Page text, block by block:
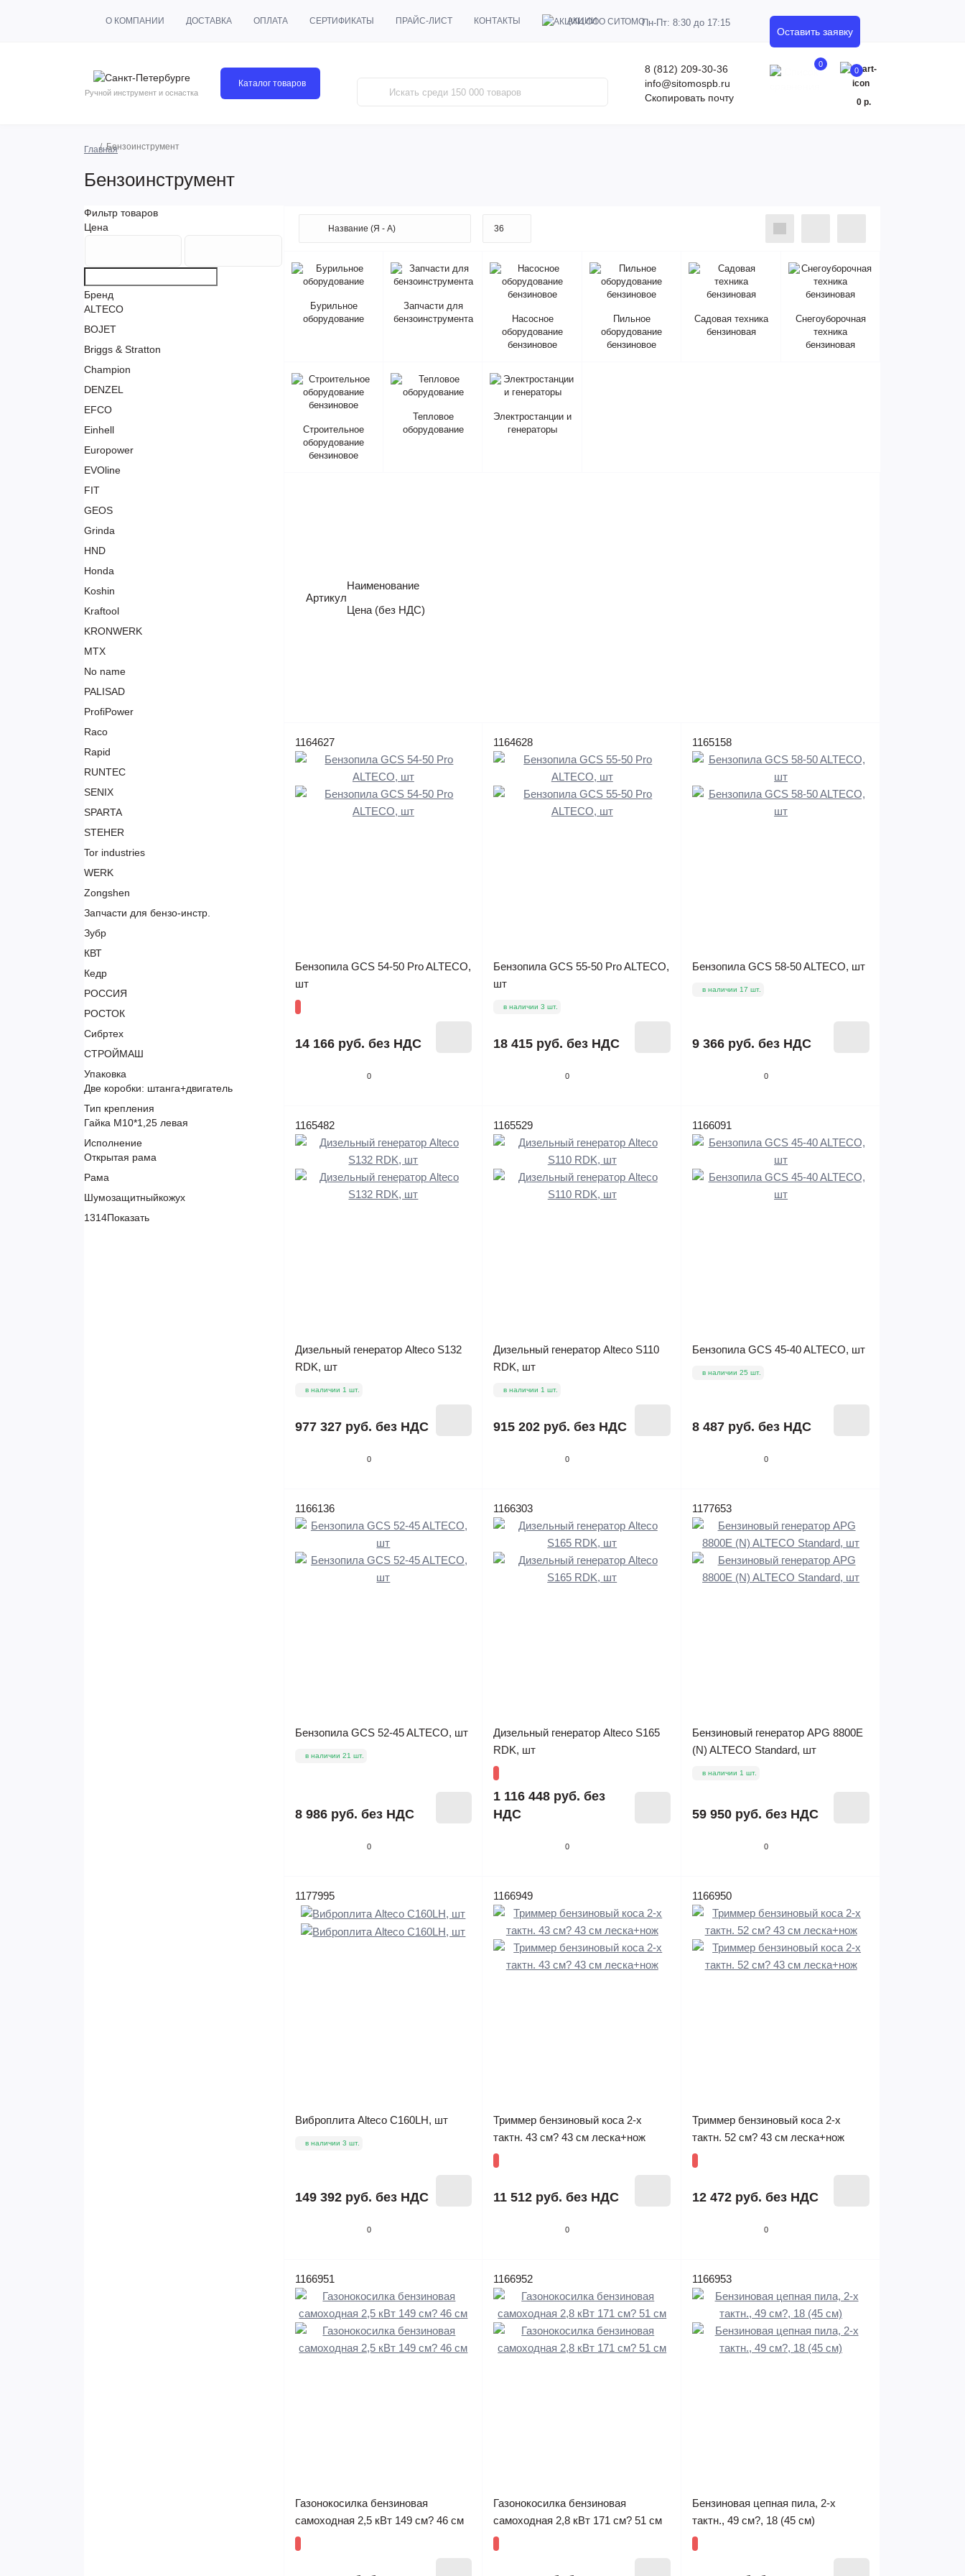
О КОМПАНИИ ДОСТАВКА ОПЛАТА СЕРТИФИКАТЫ ПРАЙС-ЛИСТ КОНТАКТЫ АКЦИИ Пн-Пт: 8:30 до 17:15
Оставить заявку
Ручной инструмент и оснастка
Каталог товаров
8 (812) 209-30-36
info@sitomospb.ru
Скопировать почту
0
0
0 р.
ГлавнаяБензоинструмент
Бензоинструмент
Фильтр товаров
Цена
Бренд
ALTECO
BOJET
Briggs & Stratton
Champion
DENZEL
EFCO
Einhell
Europower
EVOline
FIT
GEOS
Grinda
HND
Honda
Koshin
Kraftool
KRONWERK
MTX
No name
PALISAD
ProfiPower
Raco
Rapid
RUNTEC
SENIX
SPARTA
STEHER
Tor industries
WERK
Zongshen
Запчасти для бензо-инстр.
Зубр
КВТ
Кедр
РОССИЯ
РОСТОК
Сибртех
СТРОЙМАШ
Упаковка
Две коробки: штанга+двигатель
Тип крепления
Гайка М10*1,25 левая
Исполнение
Открытая рама
Рама
Шумозащитныйкожух
1314Показать
Бурильное
оборудование
Запчасти для
бензоинструмента
Насосное
оборудование
бензиновое
Пильное
оборудование
бензиновое
Садовая техника
бензиновая
Снегоуборочная
техника
бензиновая
Строительное
оборудование
бензиновое
Тепловое
оборудование
Электростанции и
генераторы
Артикул
Наименование
Цена (без НДС)
1164627
0
Бензопила GCS 54-50 Pro ALTECO,
шт
14 166 руб. без НДС
1164628
0
Бензопила GCS 55-50 Pro ALTECO,
шт
в наличии 3 шт.
18 415 руб. без НДС
1165158
0
Бензопила GCS 58-50 ALTECO, шт
в наличии 17 шт.
9 366 руб. без НДС
1165482
0
Дизельный генератор Alteco S132
RDK, шт
в наличии 1 шт.
977 327 руб. без НДС
1165529
0
Дизельный генератор Alteco S110
RDK, шт
в наличии 1 шт.
915 202 руб. без НДС
1166091
0
Бензопила GCS 45-40 ALTECO, шт
в наличии 25 шт.
8 487 руб. без НДС
1166136
0
Бензопила GCS 52-45 ALTECO, шт
в наличии 21 шт.
8 986 руб. без НДС
1166303
0
Дизельный генератор Alteco S165
RDK, шт
1 116 448 руб. без
НДС
1177653
0
Бензиновый генератор APG 8800E
(N) ALTECO Standard, шт
в наличии 1 шт.
59 950 руб. без НДС
1177995
0
Виброплита Alteco C160LH, шт
в наличии 3 шт.
149 392 руб. без НДС
1166949
0
Триммер бензиновый коса 2-х
тактн. 43 см? 43 см леска+нож
11 512 руб. без НДС
1166950
0
Триммер бензиновый коса 2-х
тактн. 52 см? 43 см леска+нож
12 472 руб. без НДС
1166951
Газонокосилка бензиновая
самоходная 2,5 кВт 149 см? 46 см
1166952
Газонокосилка бензиновая
самоходная 2,8 кВт 171 см? 51 см
1166953
Бензиновая цепная пила, 2-х
тактн., 49 см?, 18 (45 см)